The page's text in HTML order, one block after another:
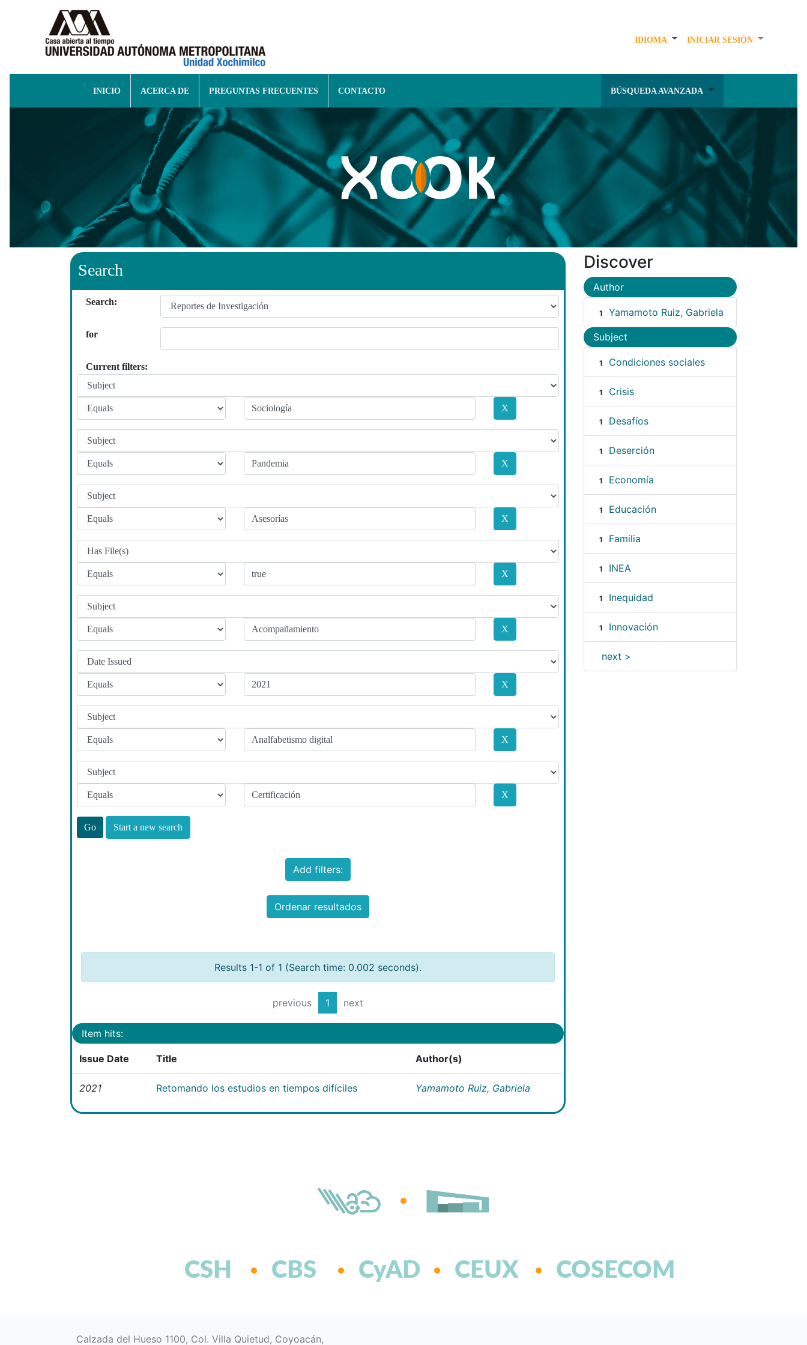
IDIOMA INICIAR SESIÓN
INICIO ACERCA DE PREGUNTAS FRECUENTES CONTACTO BÚSQUEDA AVANZADA
Search
Search:
for
Current filters:
Start a new search
Add filters:
Ordenar resultados
Results 1-1 of 1 (Search time: 0.002 seconds).
previous 1 next
Item hits:
Issue Date Title Author(s)
2021 Retomando los estudios en tiempos difíciles Yamamoto Ruiz, Gabriela
Discover
Author
1 Yamamoto Ruiz, Gabriela
Subject
1 Condiciones sociales
1 Crisis
1 Desafíos
1 Deserción
1 Economía
1 Educación
1 Familia
1 INEA
1 Inequidad
1 Innovación
next >
CSH CBS CyAD CEUX COSECOM
Calzada del Hueso 1100, Col. Villa Quietud, Coyoacán,